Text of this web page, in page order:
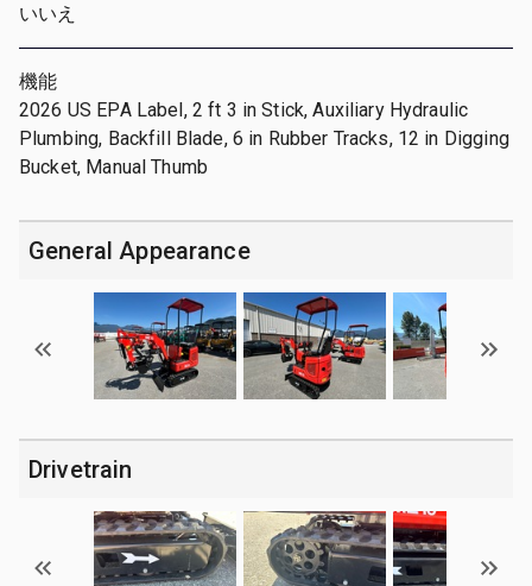
いいえ
機能
2026 US EPA Label, 2 ft 3 in Stick, Auxiliary Hydraulic
Plumbing, Backfill Blade, 6 in Rubber Tracks, 12 in Digging
Bucket, Manual Thumb
General Appearance
Drivetrain